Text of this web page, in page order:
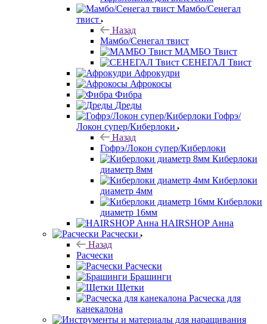
Мамбо/Сенегал
твист
Назад
Мамбо/Сенегал твист
МАМБО Твист
СЕНЕГАЛ Твист
Афрокудри
Афрокосы
Фибра
Дреды
Гофрэ/
Локон супер/Киберлоки
Назад
Гофрэ/Локон супер/Киберлоки
Киберлоки
диаметр 8мм
Киберлоки
диаметр 4мм
Киберлоки
диаметр 16мм
HAIRSHOP Анна
Расчески
Назад
Расчески
Расчески
Брашинги
Щетки
Расческа для
канекалона